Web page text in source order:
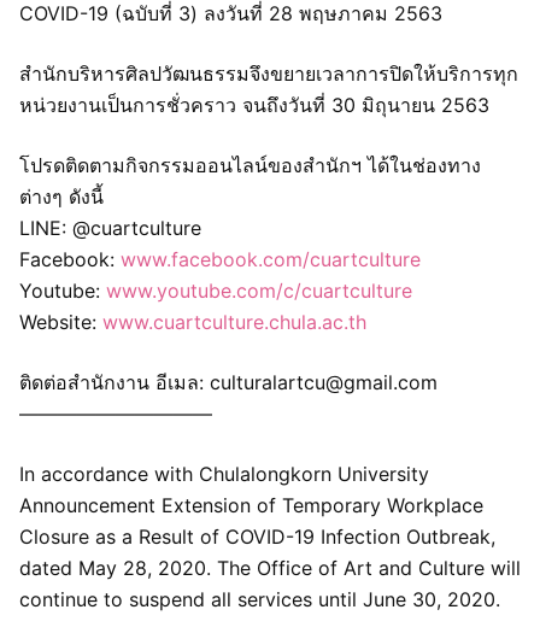
COVID-19 (ฉบับที่ 3) ลงวันที่ 28 พฤษภาคม 2563
สำนักบริหารศิลปวัฒนธรรมจึงขยายเวลาการปิดให้บริการทุก
หน่วยงานเป็นการชั่วคราว จนถึงวันที่ 30 มิถุนายน 2563
โปรดติดตามกิจกรรมออนไลน์ของสำนักฯ ได้ในช่องทาง
ต่างๆ ดังนี้
LINE: @cuartculture
Facebook: www.facebook.com/cuartculture
Youtube: www.youtube.com/c/cuartculture
Website: www.cuartculture.chula.ac.th
ติดต่อสำนักงาน อีเมล: culturalartcu@gmail.com
——————————
In accordance with Chulalongkorn University
Announcement Extension of Temporary Workplace
Closure as a Result of COVID-19 Infection Outbreak,
dated May 28, 2020. The Office of Art and Culture will
continue to suspend all services until June 30, 2020.